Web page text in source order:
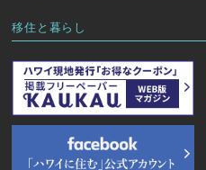
移住と暮らし